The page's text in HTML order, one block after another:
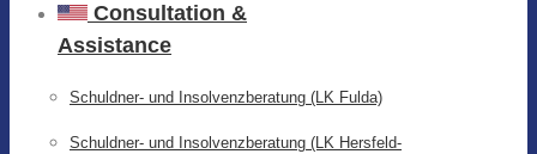
Consultation &
Assistance
Schuldner- und Insolvenzberatung (LK Fulda)
Schuldner- und Insolvenzberatung (LK Hersfeld-